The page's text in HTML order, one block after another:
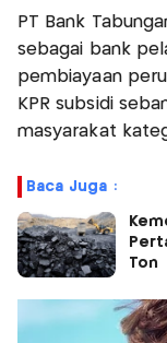
PT Bank
sebagai bank
pembiayaan
KPR subsidi
masyarakat
Baca Juga :
Ton